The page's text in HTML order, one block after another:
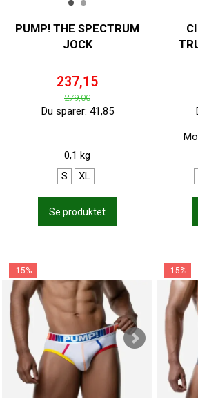
PUMP! THE SPECTRUM
JOCK
237,15
279,00
Du sparer: 41,85
0,1 kg
S
XL
Se produktet
-15% -15%